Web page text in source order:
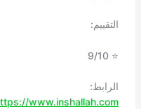
التقييم:
⭐ 9/10
الرابط:
www.inshallah.com